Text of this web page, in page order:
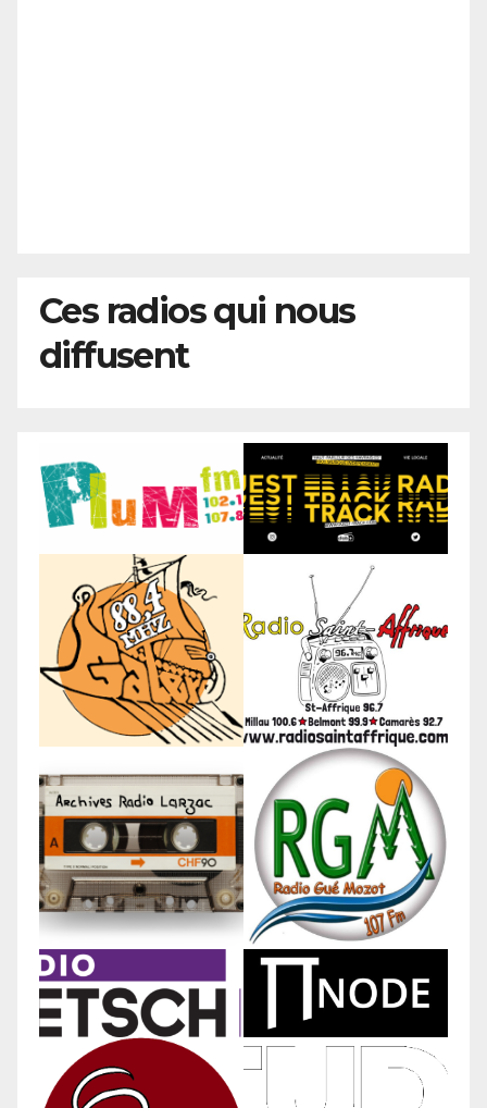
Ces radios qui nous
diffusent